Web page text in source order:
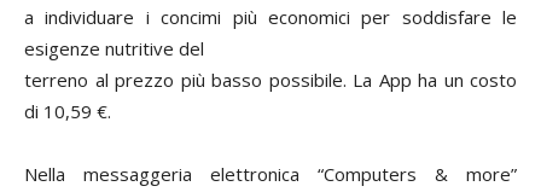
a individuare i concimi più economici per soddisfare le
esigenze nutritive del
terreno al prezzo più basso possibile. La App ha un costo
di 10,59 €.
Nella messaggeria elettronica “Computers & more”